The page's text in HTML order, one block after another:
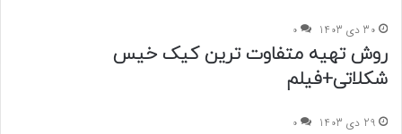
30 دی 1403 0
روش تهیه متفاوت ترین کیک خیس
شکلاتی+فیلم
29 دی 1403 0